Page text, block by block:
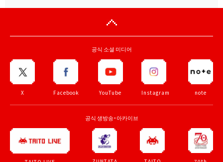
공식 소셜 미디어
X Facebook YouTube Instagram note
공식 생방송・아카이브